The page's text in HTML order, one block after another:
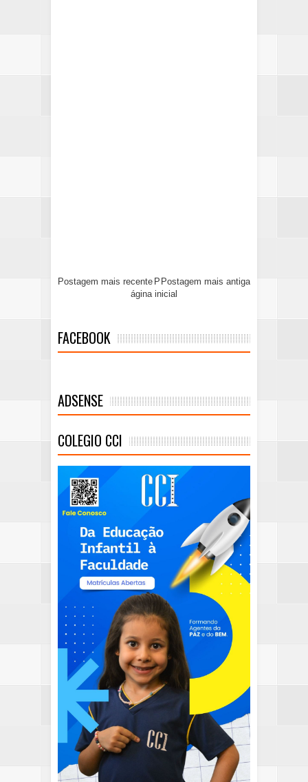
Postagem mais recente Postagem mais antiga
P
ágina inicial
FACEBOOK
ADSENSE
COLEGIO CCI